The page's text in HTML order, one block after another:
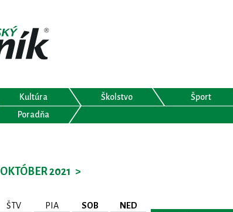
Kultúra Školstvo Šport
Poradňa
OKTÓBER 2021 >
ŠTV PIA SOB NED